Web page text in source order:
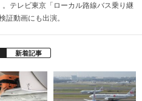
。テレビ東京「ローカル路線バス乗り継
証動画にも出演。
新着記事